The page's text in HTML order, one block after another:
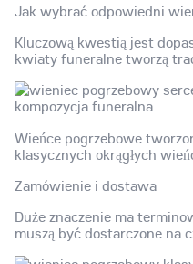
Jak wybrać odpowiedni
Kluczową kwestią jest
kwiaty funeralne tworzą
Wieńce pogrzebowe
klasycznych okrągłych
Zamówienie i dostawa
Duże znaczenie ma
muszą być dostarczone na